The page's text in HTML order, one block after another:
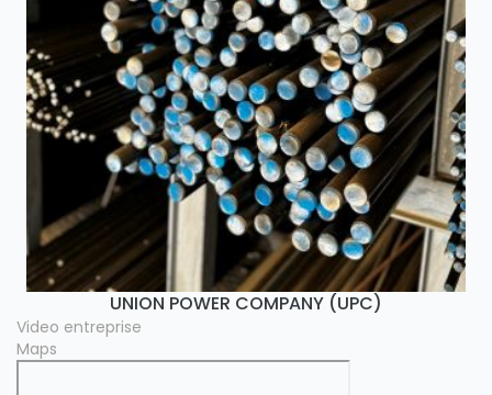
UNION POWER COMPANY (UPC)
Video entreprise
Maps